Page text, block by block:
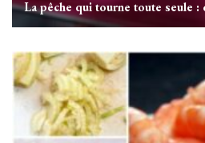
La pêche qui tourne toute seule :